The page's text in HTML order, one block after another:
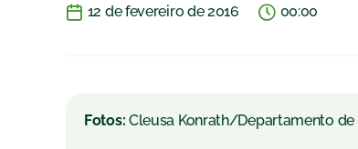
12 de fevereiro de 2016
00:00
Fotos: Cleusa Konrath/Departamento